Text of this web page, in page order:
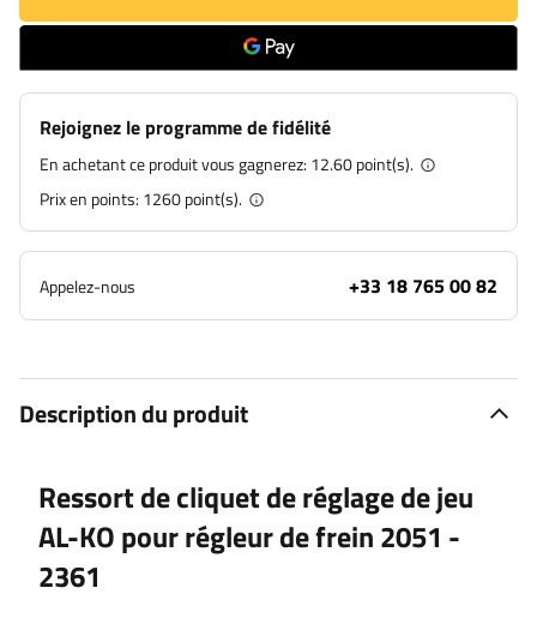
Rejoignez le programme de fidélité
En achetant ce produit vous gagnerez: 12.60 point(s).
Prix en points: 1260point(s).
Appelez-nous +33 18 765 00 82
Description du produit
Ressort de cliquet de réglage de jeu
AL-KO pour régleur de frein 2051 -
2361